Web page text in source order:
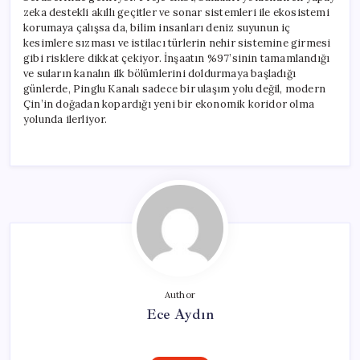
zeka destekli akıllı geçitler ve sonar sistemleri ile ekosistemi
korumaya çalışsa da, bilim insanları deniz suyunun iç
kesimlere sızması ve istilacı türlerin nehir sistemine girmesi
gibi risklere dikkat çekiyor. İnşaatın %97’sinin tamamlandığı
ve suların kanalın ilk bölümlerini doldurmaya başladığı
günlerde, Pinglu Kanalı sadece bir ulaşım yolu değil, modern
Çin’in doğadan kopardığı yeni bir ekonomik koridor olma
yolunda ilerliyor.
Author
Ece Aydın